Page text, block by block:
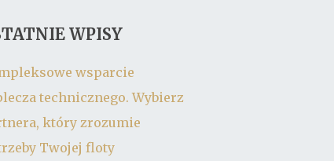
WPISY
wsparcie
technicznego. Wybierz
który zrozumie
Twojej floty